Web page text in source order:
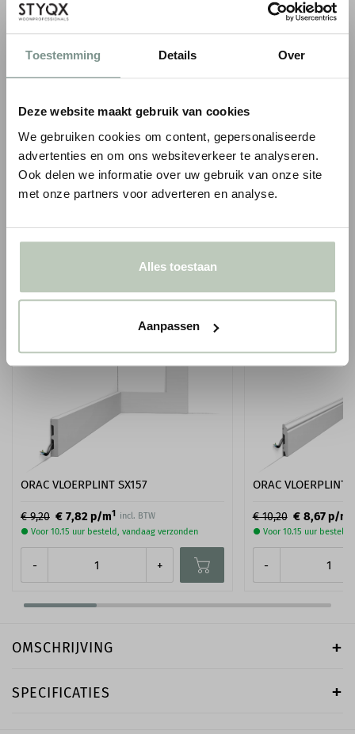
Toestemming Details Over
Deze website maakt gebruik van cookies
We gebruiken cookies om content, gepersonaliseerde
advertenties en om ons websiteverkeer te analyseren.
Ook delen we informatie over uw gebruik van onze site
met onze partners voor adverteren en analyse.
Alles toestaan
Aanpassen
Meer dan10 m2nodig? Vraag een offerte aan
Handigeinmeetserviceop locatie
ORAC VLOERPLINT SX157
€ 9,20 € 7,82p/m1 incl. BTW
● Voor 10.15 uur besteld, vandaag verzonden
- +
ORAC VLOERPLINT
€ 10,20 € 8,67p/m
● Voor 10.15 uur besteld,
-
OMSCHRIJVING
SPECIFICATIES